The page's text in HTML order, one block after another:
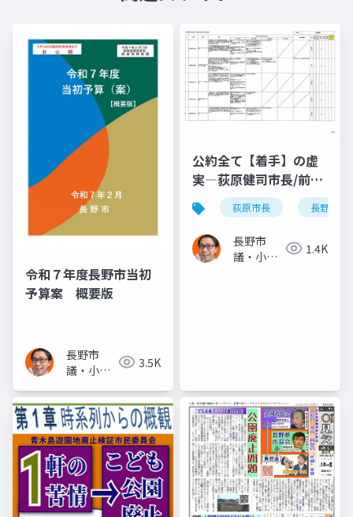
令和７年度長野市当初
予算案 概要版
長野市
議・小泉
パー無所
属)
3.5K
公約全て【着手】の虚
実―荻原健司市長/前市
長と変わらず実施も
「着手」とカウント!
2025.08.27.
荻原市長 長野市長
長野市
議・小泉
1.4K